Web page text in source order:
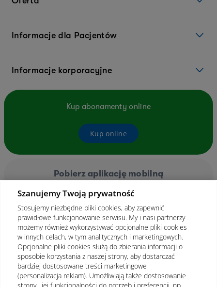
Informacje dla Pacjentów
Informacje korporacyjne
Kup abonamenty online
Kup online
Pobierz aplikację mobilną
Szanujemy Twoją prywatność
Stosujemy niezbędne pliki cookies, aby zapewnić
prawidłowe funkcjonowanie serwisu. My i nasi partnerzy
możemy również wykorzystywać opcjonalne pliki cookies
w innych celach, w tym analitycznych i marketingowych.
Opcjonalne pliki cookies służą do zbierania informacji o
sposobie korzystania z naszej strony, aby dostarczać
bardziej dostosowane treści marketingowe
(personalizacja reklam). Umożliwiają także dostosowanie